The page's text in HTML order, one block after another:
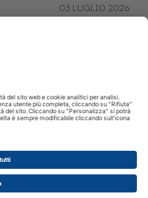
03 LUGLIO 2026
Duomo ad Asiago
Leggi
I.P.I srl, Piazza Castello 3
- Reg. Trib. Vicenza 431 del